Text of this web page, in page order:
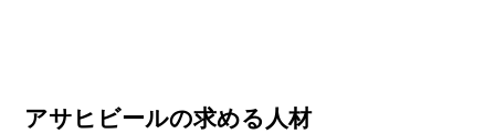
アサヒビールの求める人材